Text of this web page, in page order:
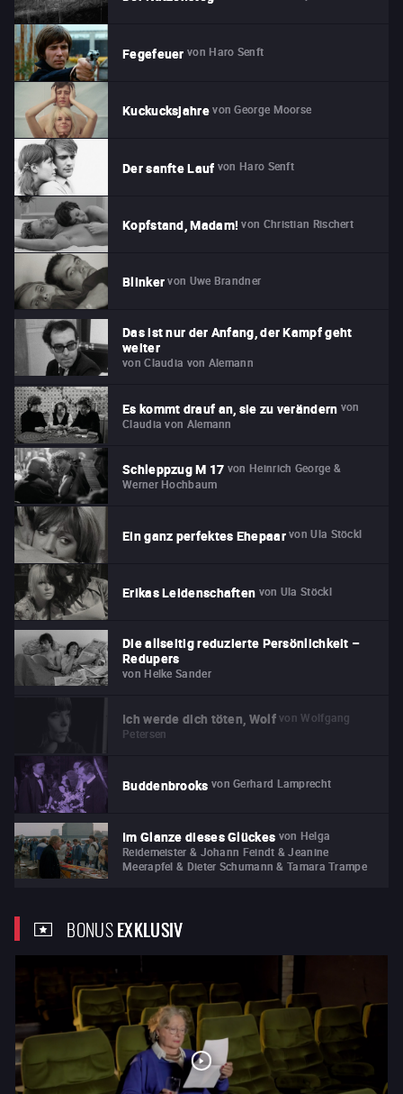
Fegefeuer von Haro Senft
Kuckucksjahre von George Moorse
Der sanfte Lauf von Haro Senft
Kopfstand, Madam! von Christian Rischert
Blinker von Uwe Brandner
Das ist nur der Anfang, der Kampf geht
weiter
von Claudia von Alemann
Es kommt drauf an, sie zu verändern von
Claudia von Alemann
Schleppzug M 17 von Heinrich George &
Werner Hochbaum
Ein ganz perfektes Ehepaar von Ula Stöckl
Erikas Leidenschaften von Ula Stöckl
Die allseitig reduzierte Persönlichkeit –
Redupers
von Helke Sander
Ich werde dich töten, Wolf von Wolfgang
Petersen
Buddenbrooks von Gerhard Lamprecht
Im Glanze dieses Glückes von Helga
Reidemeister & Johann Feindt & Jeanine
Meerapfel & Dieter Schumann & Tamara Trampe
BONUSEXKLUSIV